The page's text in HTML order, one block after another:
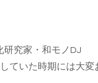
研究家・和モノDJ
ていた時期には大変